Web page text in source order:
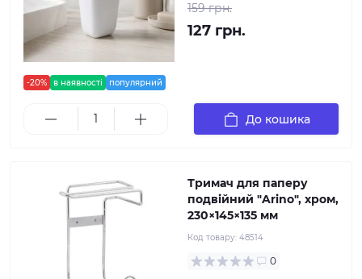
-20% в наявності популярний
159 грн.
127 грн.
До кошика
Тримач для паперу
подвійний "Arino", хром,
230×145×135 мм
Код товару: 48514
0